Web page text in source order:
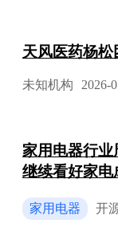
天风医药杨
未知机构 2026-
家用电器行业
继续看好家
家用电器 开